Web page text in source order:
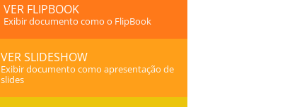
VER FLIPBOOK
Exibir documento como o FlipBook
VER SLIDESHOW
Exibir documento como apresentação de
slides